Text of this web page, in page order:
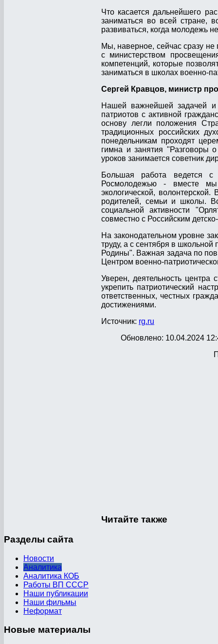
Что касается дальнейшего
заниматься во всей стране,
развиваться, когда молодежь
Мы, наверное, сейчас сразу
с министерством
компетенций, которые
заниматься в школах военно-
Сергей Кравцов, министр
Нашей важнейшей задачей и
патриотов с активной
основу легли положения
традиционных российских
понедельникам проходят
гимна и занятия "Разговоры
уроков занимается советник
Большая работа ведется
Росмолодежью - вместе мы
экологической,
родителей, семьи и школы.
социальной активности
совместно с Российским
На законодательном уровне
труду, а с сентября в
Родины". Важная задача по
Центром военно-
Уверен, деятельность центра
укрепить патриотический
ответственных, честных
достижениями.
Источник: rg.ru
Обновлено: 10.04.2024
Читайте также
Разделы сайта
Новости
Аналитика
Аналитика КОБ
Работы ВП СССР
Наши публикации
Наши фильмы
Неформат
Новые материалы